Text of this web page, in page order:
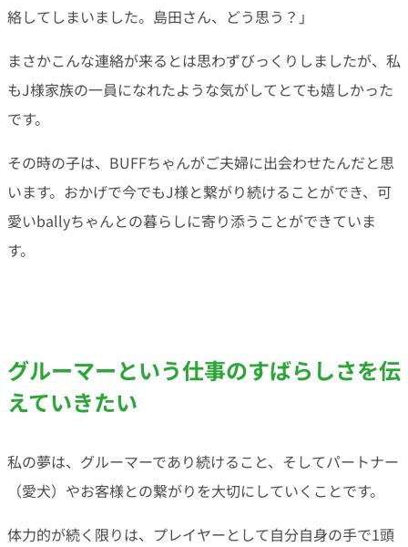
絡してしまいました。島田さん、どう思う？」
まさかこんな連絡が来るとは思わずびっくりしましたが、私
もJ様家族の一員になれたような気がしてとても嬉しかった
です。
その時の子は、BUFFちゃんがご夫婦に出会わせたんだと思
います。おかげで今でもJ様と繋がり続けることができ、可
愛いballyちゃんとの暮らしに寄り添うことができていま
す。
グルーマーという仕事のすばらしさを伝
えていきたい
私の夢は、グルーマーであり続けること、そしてパートナー
（愛犬）やお客様との繋がりを大切にしていくことです。
体力的が続く限りは、プレイヤーとして自分自身の手で1頭